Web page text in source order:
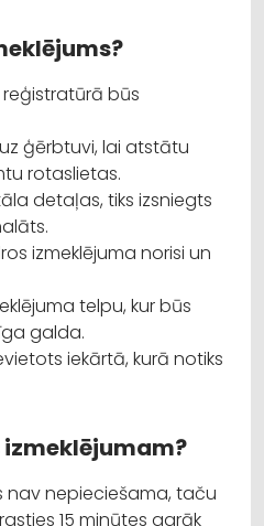
reģistratūrā būs
ģērbtuvi, lai atstātu
rotaslietas.
detaļas, tiks izsniegts
izmeklējuma norisi un
telpu, kur būs
galda.
iekārtā, kurā notiks
nepieciešama, taču
15 minūtes agrāk